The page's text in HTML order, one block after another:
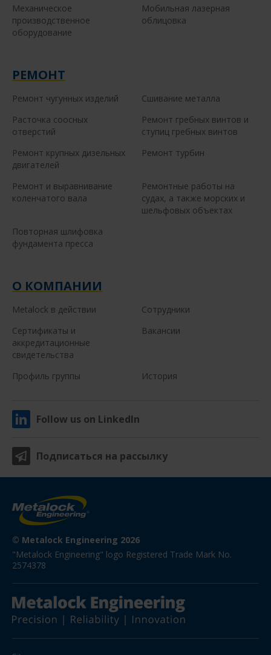
Механическое
производственное
оборудование
Мобильная лазерная
облицовка
РЕМОНТ
Ремонт чугунных изделий
Сшивание металла
Расточка соосных
отверстий
Ремонт гребных винтов и
ступиц гребных винтов
Ремонт крупных дизельных
двигателей
Ремонт турбин
Ремонт и выравнивание
коленчатого вала
Ремонтные работы на
судах, а также морских и
шельфовых объектах
Повторная шлифовка
фундамента пресса
О КОМПАНИИ
Metalock в действии
Сотрудники
Сертификаты и
аккредитационные
свидетельства
Вакансии
Профиль группы История
Follow us on LinkedIn
Подписаться на рассылку
© Metalock Engineering 2026
"Metalock Engineering" logo Registered Trade Mark No.
2574378